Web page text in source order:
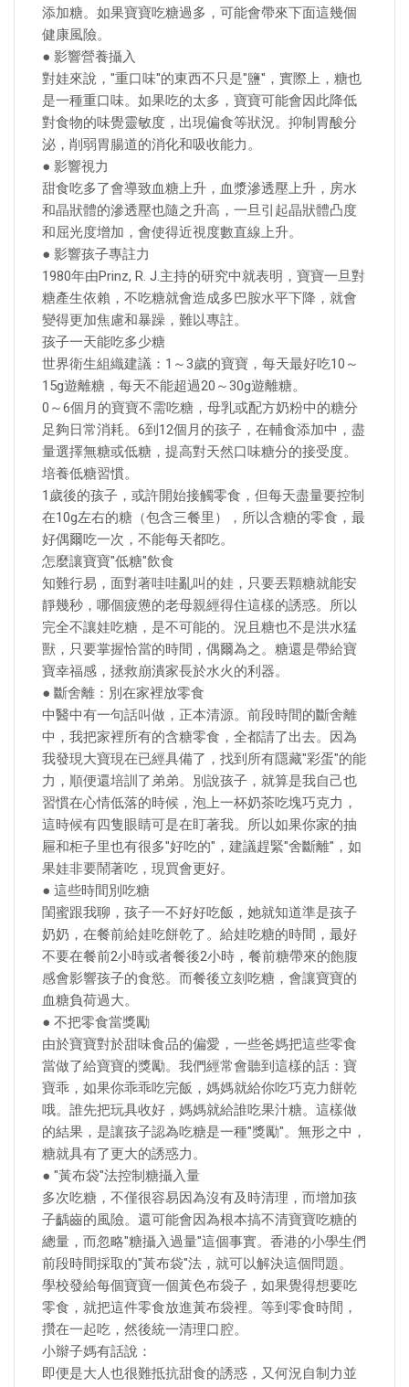
添加糖。如果寶寶吃糖過多，可能會帶來下面這幾個
健康風險。
● 影響營養攝入
對娃來說，"重口味"的東西不只是"鹽"，實際上，糖也
是一種重口味。如果吃的太多，寶寶可能會因此降低
對食物的味覺靈敏度，出現偏食等狀況。抑制胃酸分
泌，削弱胃腸道的消化和吸收能力。
● 影響視力
甜食吃多了會導致血糖上升，血漿滲透壓上升，房水
和晶狀體的滲透壓也隨之升高，一旦引起晶狀體凸度
和屈光度增加，會使得近視度數直線上升。
● 影響孩子專註力
1980年由Prinz, R. J.主持的研究中就表明，寶寶一旦對
糖產生依賴，不吃糖就會造成多巴胺水平下降，就會
變得更加焦慮和暴躁，難以專註。
孩子一天能吃多少糖
世界衛生組織建議：1～3歲的寶寶，每天最好吃10～
15g遊離糖，每天不能超過20～30g遊離糖。
0～6個月的寶寶不需吃糖，母乳或配方奶粉中的糖分
足夠日常消耗。6到12個月的孩子，在輔食添加中，盡
量選擇無糖或低糖，提高對天然口味糖分的接受度。
培養低糖習慣。
1歲後的孩子，或許開始接觸零食，但每天盡量要控制
在10g左右的糖（包含三餐里），所以含糖的零食，最
好偶爾吃一次，不能每天都吃。
怎麼讓寶寶"低糖"飲食
知難行易，面對著哇哇亂叫的娃，只要丟顆糖就能安
靜幾秒，哪個疲憊的老母親經得住這樣的誘惑。所以
完全不讓娃吃糖，是不可能的。況且糖也不是洪水猛
獸，只要掌握恰當的時間，偶爾為之。糖還是帶給寶
寶幸福感，拯救崩潰家長於水火的利器。
● 斷舍離：別在家裡放零食
中醫中有一句話叫做，正本清源。前段時間的斷舍離
中，我把家裡所有的含糖零食，全都請了出去。因為
我發現大寶現在已經具備了，找到所有隱藏"彩蛋"的能
力，順便還培訓了弟弟。別說孩子，就算是我自己也
習慣在心情低落的時候，泡上一杯奶茶吃塊巧克力，
這時候有四隻眼睛可是在盯著我。所以如果你家的抽
屜和柜子里也有很多"好吃的"，建議趕緊"舍斷離"，如
果娃非要鬧著吃，現買會更好。
● 這些時間別吃糖
閨蜜跟我聊，孩子一不好好吃飯，她就知道準是孩子
奶奶，在餐前給娃吃餅乾了。給娃吃糖的時間，最好
不要在餐前2小時或者餐後2小時，餐前糖帶來的飽腹
感會影響孩子的食慾。而餐後立刻吃糖，會讓寶寶的
血糖負荷過大。
● 不把零食當獎勵
由於寶寶對於甜味食品的偏愛，一些爸媽把這些零食
當做了給寶寶的獎勵。我們經常會聽到這樣的話：寶
寶乖，如果你乖乖吃完飯，媽媽就給你吃巧克力餅乾
哦。誰先把玩具收好，媽媽就給誰吃果汁糖。這樣做
的結果，是讓孩子認為吃糖是一種"獎勵"。無形之中，
糖就具有了更大的誘惑力。
● "黃布袋"法控制糖攝入量
多次吃糖，不僅很容易因為沒有及時清理，而增加孩
子齲齒的風險。還可能會因為根本搞不清寶寶吃糖的
總量，而忽略"糖攝入過量"這個事實。香港的小學生們
前段時間採取的"黃布袋"法，就可以解決這個問題。
學校發給每個寶寶一個黃色布袋子，如果覺得想要吃
零食，就把這件零食放進黃布袋裡。等到零食時間，
攢在一起吃，然後統一清理口腔。
小辮子媽有話說：
即便是大人也很難抵抗甜食的誘惑，又何況自制力並